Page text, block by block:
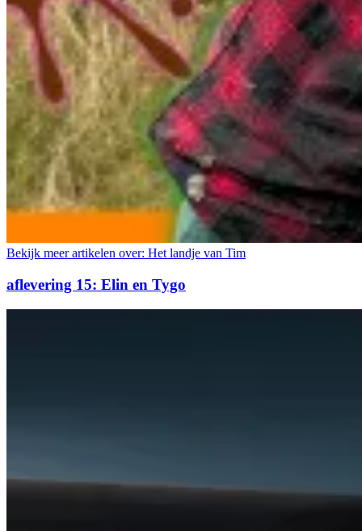
Bekijk meer artikelen over: Het landje van Tim
aflevering 15: Elin en Tygo